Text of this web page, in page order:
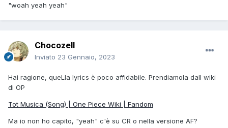
"woah yeah yeah"
Chocozell
Inviato 23 Gennaio, 2023
Hai ragione, queLla lyrics è poco affidabile. Prendiamola dall wiki
di OP
Tot Musica (Song) | One Piece Wiki | Fandom
Ma io non ho capito, "yeah" c'è su CR o nella versione AF?